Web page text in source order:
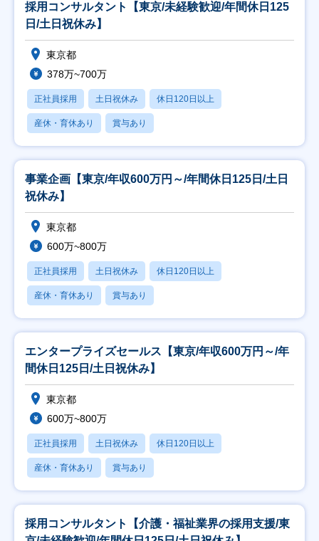
採用コンサルタント【東京/未経験歓迎/年間休日125
日/土日祝休み】
東京都
378万~700万
正社員採用 土日祝休み 休日120日以上
産休・育休あり 賞与あり
事業企画【東京/年収600万円～/年間休日125日/土日
祝休み】
東京都
600万~800万
正社員採用 土日祝休み 休日120日以上
産休・育休あり 賞与あり
エンタープライズセールス【東京/年収600万円～/年
間休日125日/土日祝休み】
東京都
600万~800万
正社員採用 土日祝休み 休日120日以上
産休・育休あり 賞与あり
採用コンサルタント【介護・福祉業界の採用支援/東